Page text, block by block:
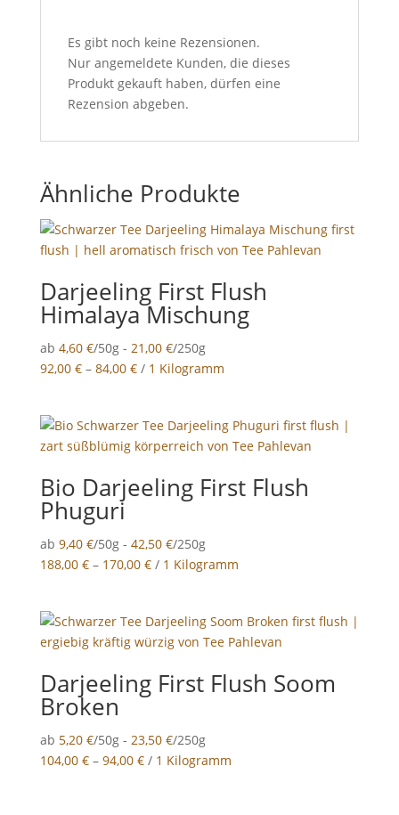
Es gibt noch keine Rezensionen.
Nur angemeldete Kunden, die dieses
Produkt gekauft haben, dürfen eine
Rezension abgeben.
Ähnliche Produkte
Darjeeling First Flush
Himalaya Mischung
ab 4,60 €/50g - 21,00 €/250g
92,00 €– 84,00 €/ 1 Kilogramm
Bio Darjeeling First Flush
Phuguri
ab 9,40 €/50g - 42,50 €/250g
188,00 €– 170,00 €/ 1 Kilogramm
Darjeeling First Flush Soom
Broken
ab 5,20 €/50g - 23,50 €/250g
104,00 €– 94,00 €/ 1 Kilogramm